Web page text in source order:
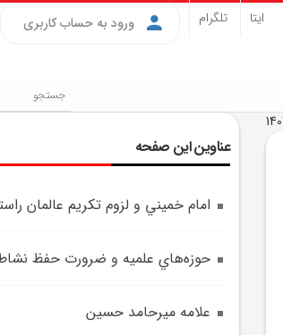
ورود به حساب کاربری ایتا تلگرام
عناوین این صفحه
امام‌ خميني و لزوم تکريم عالمان
حوزه‌هاي علميه و ضرورت حفظ
علامه ميرحامد حسين